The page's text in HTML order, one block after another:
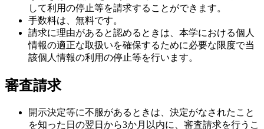
うときは、 開示を受けた日から90日以内に、本学に対
して利用の停止等を請求することができます。
手数料は、無料です。
請求に理由があると認めるときは、本学における個人
情報の適正な取扱いを確保するために必要な限度で当
審査請求
開示決定等に不服があるときは、決定がなされたこと